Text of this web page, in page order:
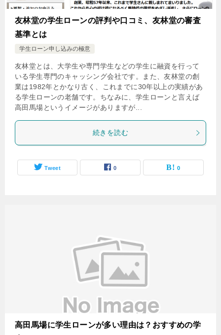
友林堂の学生ローンの評判や口コミ、友林堂の審査
基準とは
学生ローン申し込みの極意
友林堂とは、大学生や専門学生などの学生に融資を行って
いる学生専門のキャッシング会社です。また、友林堂の創
業は1982年とかなり古く、これまでに30年以上の実績があ
る学生ローンの老舗です。ちなみに、学生ローンと言えば
高田馬場というイメージがありますが...
続きを読む
Tweet 0 0
高田馬場に学生ローンが多い理由は？おすすめの学